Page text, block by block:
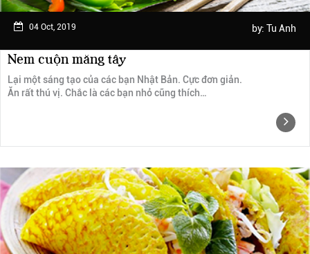
04 Oct, 2019 by: Tu Anh
Nem cuộn măng tây
Lại một sáng tạo của các bạn Nhật Bản. Cực đơn giản.
Ăn rất thú vị. Chắc là các bạn nhỏ cũng thích…